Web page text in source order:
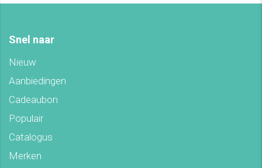
Snel naar
Nieuw
Aanbiedingen
Cadeaubon
Populair
Catalogus
Merken